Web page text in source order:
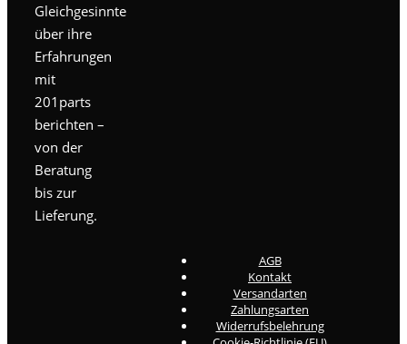
Gleichgesinnte
über ihre
Erfahrungen
mit
201parts
berichten –
von der
Beratung
bis zur
Lieferung.
AGB
Kontakt
Versandarten
Zahlungsarten
Widerrufsbelehrung